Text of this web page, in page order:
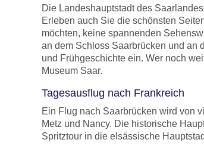
Die Landeshauptstadt des
Erleben auch Sie die schönsten
möchten, keine spannenden
an dem Schloss Saarbrücken und an
und Frühgeschichte ein. Wer noch
Museum Saar.
Tagesausflug nach Frankreich
Ein Flug nach Saarbrücken wird von
Metz und Nancy. Die historische
Spritztour in die elsässische